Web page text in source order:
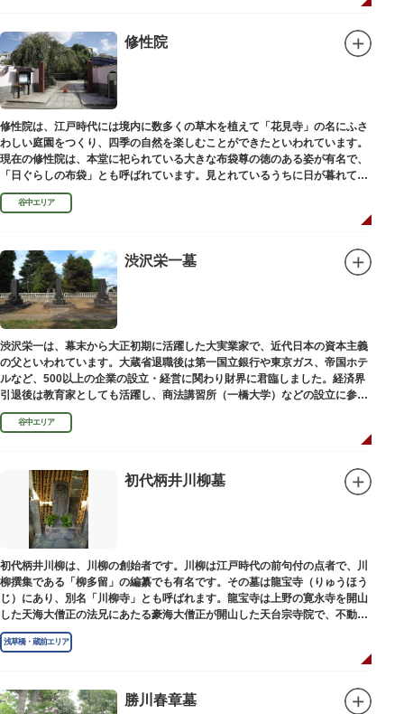
修性院
修性院は、江戸時代には境内に数多くの草木を植えて「花見寺」の名にふさ
わしい庭園をつくり、四季の自然を楽しむことができたといわれています。
現在の修性院は、本堂に祀られている大きな布袋尊の徳のある姿が有名で、
「日ぐらしの布袋」とも呼ばれています。見とれているうちに日が暮れてし
まった、という言い伝えです。
谷中エリア
渋沢栄一墓
渋沢栄一は、幕末から大正初期に活躍した大実業家で、近代日本の資本主義
の父といわれています。大蔵省退職後は第一国立銀行や東京ガス、帝国ホテ
ルなど、500以上の企業の設立・経営に関わり財界に君臨しました。経済界
引退後は教育家としても活躍し、商法講習所（一橋大学）などの設立に参画
しました。お墓は谷中霊園にあります。
谷中エリア
初代柄井川柳墓
初代柄井川柳は、川柳の創始者です。川柳は江戸時代の前句付の点者で、川
柳撰集である「柳多留」の編纂でも有名です。その墓は龍宝寺（りゅうほう
じ）にあり、別名「川柳寺」とも呼ばれます。龍宝寺は上野の寛永寺を開山
した天海大僧正の法兄にあたる豪海大僧正が開山した天台宗寺院で、不動明
王の梵字を刻んだ板碑が境内に残っています。
浅草橋・蔵前エリア
勝川春章墓